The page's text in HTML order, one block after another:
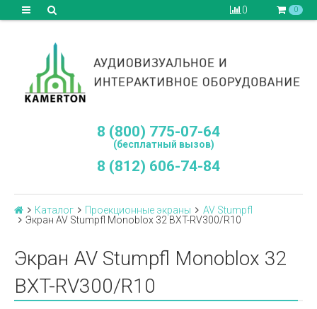
0 0
8 (800) 775-07-64
(бесплатный вызов)
8 (812) 606-74-84
Каталог Проекционные экраны
AV Stumpfl
Экран AV Stumpfl Monoblox 32 BXT-RV300/R10
Экран AV Stumpfl Monoblox 32
BXT-RV300/R10